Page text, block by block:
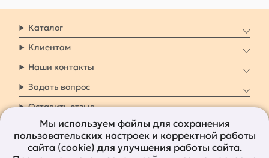
Каталог
Клиентам
Наши контакты
Задать вопрос
Оставить отзыв
8 800 7009 161 Заказать звонок
Мы используем файлы для сохранения
пользовательских настроек и корректной работы
сайта (cookie) для улучшения работы сайта.